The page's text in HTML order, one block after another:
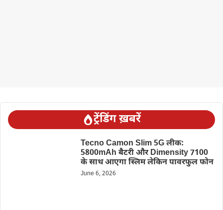
ट्रेंडिंग ख़बरें
Tecno Camon Slim 5G लीक:
5800mAh बैटरी और Dimensity 7100
के साथ आएगा स्लिम लेकिन पावरफुल फोन
June 6, 2026